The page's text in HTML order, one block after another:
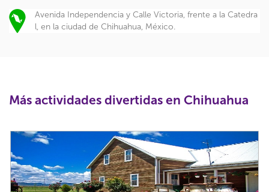
Avenida Independencia y Calle Victoria, frente a la Catedra
l, en la ciudad de Chihuahua, México.
Más actividades divertidas en Chihuahua